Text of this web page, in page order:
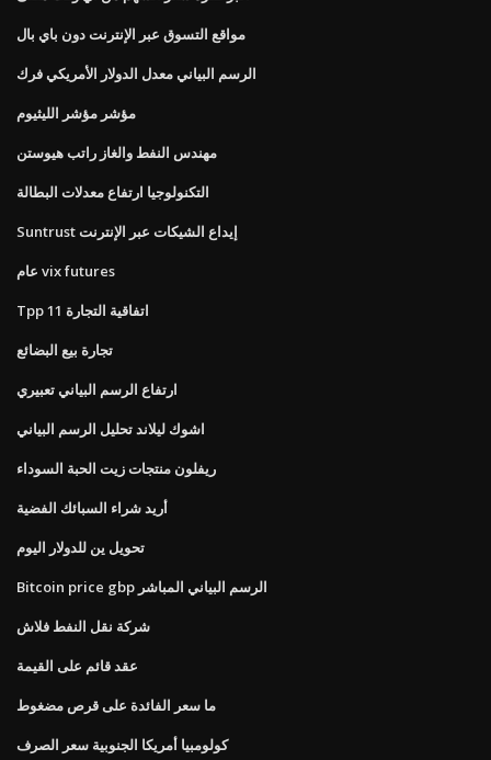
مواقع التسوق عبر الإنترنت دون باي بال
الرسم البياني معدل الدولار الأمريكي فرك
مؤشر مؤشر الليثيوم
مهندس النفط والغاز راتب هيوستن
التكنولوجيا ارتفاع معدلات البطالة
Suntrust إيداع الشيكات عبر الإنترنت
عام vix futures
Tpp 11 اتفاقية التجارة
تجارة بيع البضائع
ارتفاع الرسم البياني تعبيري
اشوك ليلاند تحليل الرسم البياني
ريفلون منتجات زيت الحبة السوداء
أريد شراء السبائك الفضية
تحويل ين للدولار اليوم
Bitcoin price gbp الرسم البياني المباشر
شركة نقل النفط فلاش
عقد قائم على القيمة
ما سعر الفائدة على قرص مضغوط
كولومبيا أمريكا الجنوبية سعر الصرف